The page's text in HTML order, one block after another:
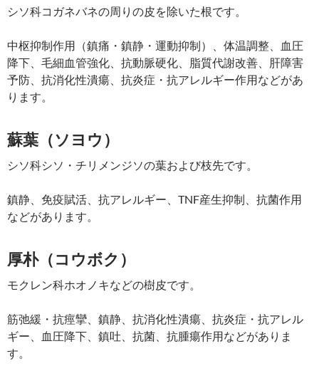
シソ科コガネバネの周りの皮を除いた根です。
中枢抑制作用（鎮痛・鎮静・運動抑制）、体温調整、血圧
降下、毛細血管強化、抗動脈硬化、脂質代謝改善、肝障害
予防、抗消化性潰瘍、抗炎症・抗アレルギー作用などがあ
ります。
蘇葉（ソヨウ）
シソ科シソ・チリメンジソの葉および枝先です。
鎮静、免疫賦活、抗アレルギー、TNF産生抑制、抗菌作用
などがあります。
厚朴（コウボク）
モクレン科ホオノキなどの樹皮です。
筋弛緩・抗痙攣、鎮静、抗消化性潰瘍、抗炎症・抗アレル
ギー、血圧降下、鎮吐、抗菌、抗腫瘍作用などがありま
す。